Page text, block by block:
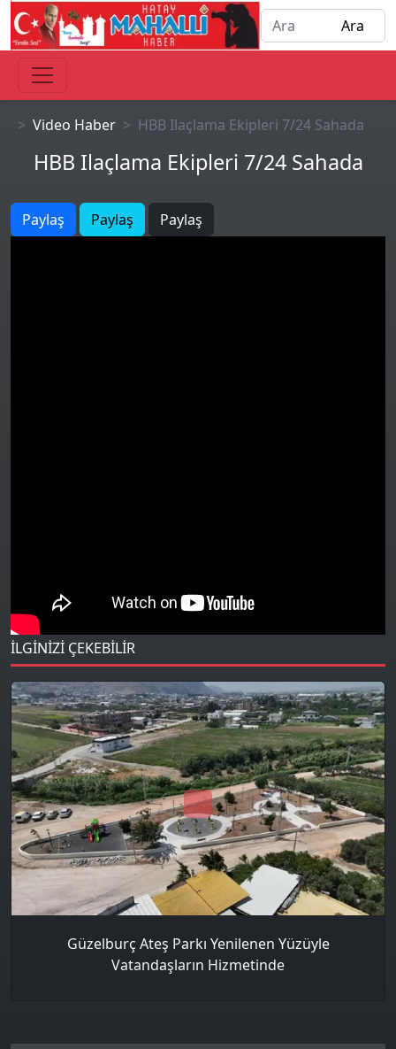
Video Haber HBB Ilaçlama Ekipleri 7/24 Sahada
HBB Ilaçlama Ekipleri 7/24 Sahada
Paylaş Paylaş Paylaş
İLGİNİZİ ÇEKEBİLİR
Güzelburç Ateş Parkı Yenilenen Yüzüyle
Vatandaşların Hizmetinde